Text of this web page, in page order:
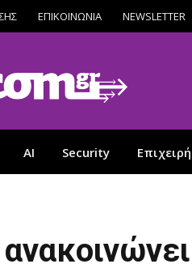
ΕΠΙΚΟΙΝΩΝΙΑ NEWSLETTER
AI Security